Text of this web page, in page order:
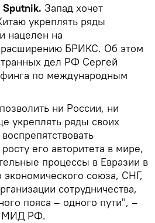
Запад хочет
укреплять ряды
нацелен на
расширению БРИКС. Об этом
дел РФ Сергей
по международным
ни России, ни
укреплять ряды своих
его авторитета в мире,
процессы в Евразии в
экономического союза, СНГ,
сотрудничества,
пояса – одного пути", –
МИД РФ.